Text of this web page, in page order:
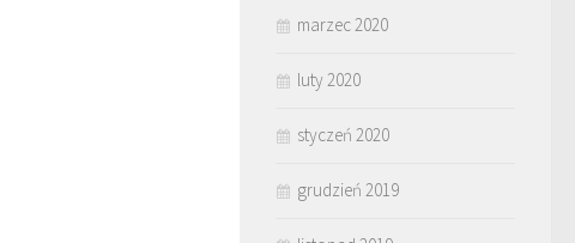
marzec 2020
luty 2020
styczeń 2020
grudzień 2019